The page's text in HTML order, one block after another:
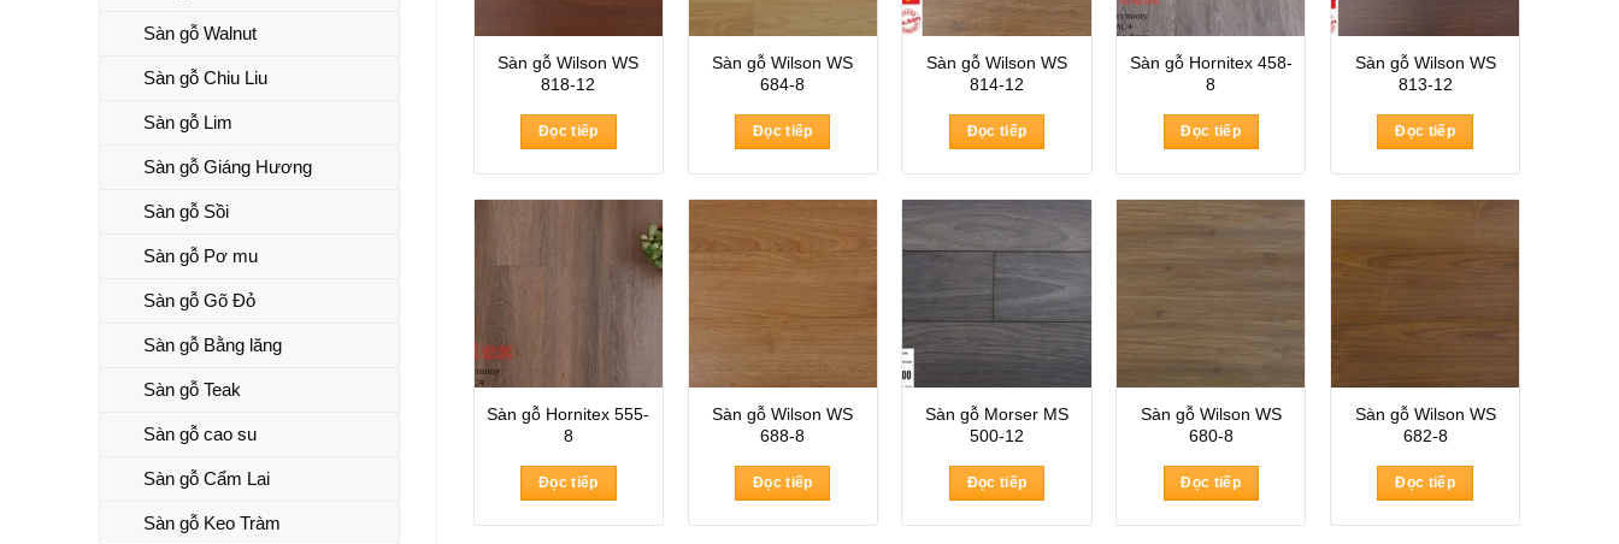
Sàn gỗ Walnut
Sàn gỗ Chiu Liu
Sàn gỗ Lim
Sàn gỗ Giáng Hương
Sàn gỗ Sồi
Sàn gỗ Pơ mu
Sàn gỗ Gõ Đỏ
Sàn gỗ Bằng lăng
Sàn gỗ Teak
Sàn gỗ cao su
Sàn gỗ Cẩm Lai
Sàn gỗ Keo Tràm
Sàn gỗ Wilson WS
818-12
Đọc tiếp
Sàn gỗ Wilson WS
684-8
Đọc tiếp
Sàn gỗ Wilson WS
814-12
Đọc tiếp
Sàn gỗ Hornitex 458-
8
Đọc tiếp
Sàn gỗ Wilson WS
813-12
Đọc tiếp
Sàn gỗ Hornitex 555-
8
Đọc tiếp
Sàn gỗ Wilson WS
688-8
Đọc tiếp
Sàn gỗ Morser MS
500-12
Đọc tiếp
Sàn gỗ Wilson WS
680-8
Đọc tiếp
Sàn gỗ Wilson WS
682-8
Đọc tiếp